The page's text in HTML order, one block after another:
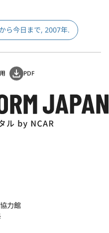
ら今日まで, 2007年.
PDF
力館